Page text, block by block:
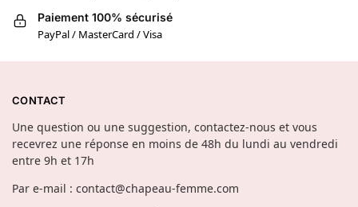
Paiement 100% sécurisé
PayPal / MasterCard / Visa
CONTACT
Une question ou une suggestion, contactez-nous et vous
recevrez une réponse en moins de 48h du lundi au vendredi
entre 9h et 17h
Par e-mail : contact@chapeau-femme.com